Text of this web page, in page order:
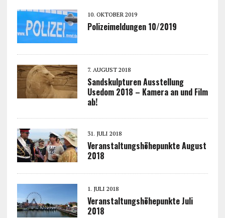
10. OKTOBER 2019
Polizeimeldungen 10/2019
7. AUGUST 2018
Sandskulpturen Ausstellung
Usedom 2018 – Kamera an und Film
ab!
31. JULI 2018
Veranstaltungshöhepunkte August
2018
1. JULI 2018
Veranstaltungshöhepunkte Juli
2018